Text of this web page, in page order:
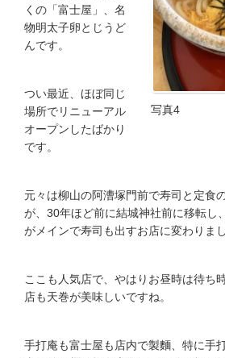
写真4
くの「富士屋」、名
物明太子卵とじうど
んです。
つい最近、ほぼ同じ
場所でリニューアル
オープンしたばかり
です。
元々は柳山の阿漕塚門前で寿司と定食
が、30年ほど前に結城神社前に移転し
がメインで寿司も出すお店に変わりまし
ここも人気店で、やはりお昼時は待ち
店も天巻が美味しいですね。
手打庵も富士屋も店内で製麵、特に手